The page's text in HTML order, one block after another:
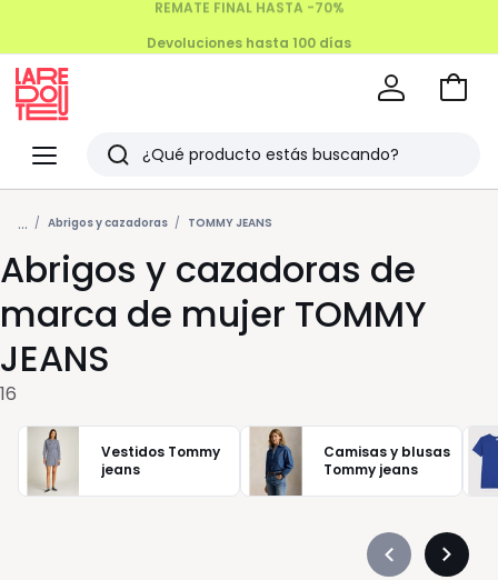
Menu
Redoute
Buscar
Últimos
artículos
vistos
Ir
... Abrigos y cazadoras TOMMY JEANS
Abrigos y cazadoras de
marca de mujer TOMMY
JEANS
16
Vestidos Tommy
jeans
Camisas y blusas
Tommy jeans
Précédent